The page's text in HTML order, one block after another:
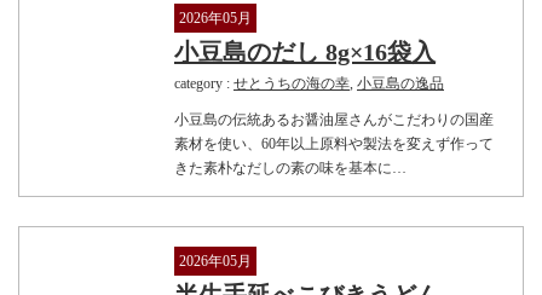
2026年05月
小豆島のだし 8g×16袋入
category : せとうちの海の幸, 小豆島の逸品
小豆島の伝統あるお醤油屋さんがこだわりの国産
素材を使い、60年以上原料や製法を変えず作って
きた素朴なだしの素の味を基本に…
2026年05月